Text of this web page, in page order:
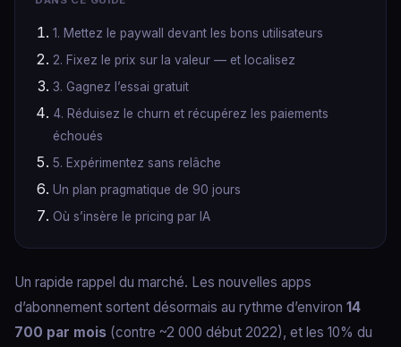
1. Mettez le paywall devant les bons utilisateurs
2. Fixez le prix sur la valeur — et localisez
3. Gagnez l’essai gratuit
4. Réduisez le churn et récupérez les paiements
échoués
5. Expérimentez sans relâche
Un plan pragmatique de 90 jours
Où s’insère le pricing par IA
Un rapide rappel du marché. Les nouvelles apps
d’abonnement sortent désormais au rythme d’environ 14
700 par mois (contre ~2 000 début 2022), et les 10% du